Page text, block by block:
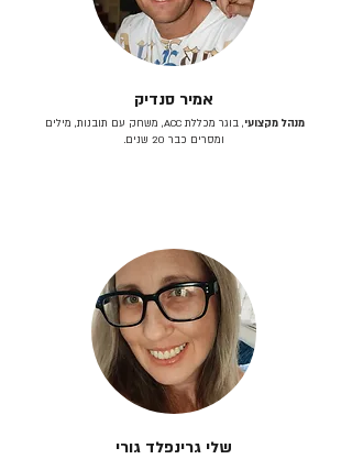
אמיר סנדיק
מנהל מקצועי
, בוגר מכללת ACC, משחק עם תובנות, מילים
ומסרים כבר 20 שנים.
שלי גרינפלד גורי